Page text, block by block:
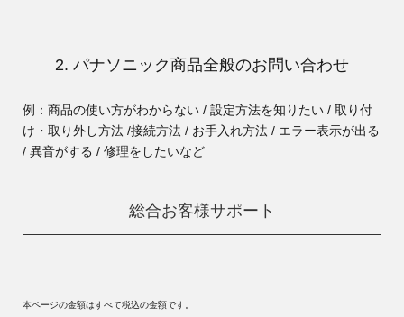
2. パナソニック商品全般のお問い合わせ
例：商品の使い方がわからない / 設定方法を知りたい / 取り付
け・取り外し方法 /接続方法 / お手入れ方法 / エラー表示が出る
/ 異音がする / 修理をしたいなど
総合お客様サポート
本ページの金額はすべて税込の金額です。